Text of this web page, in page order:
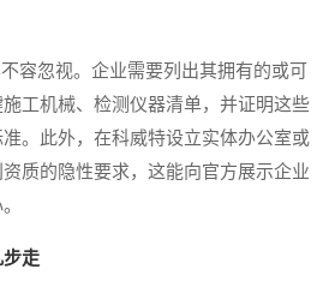
忽视。企业需要列出其拥有的或可
工机械、检测仪器清单，并证明这些
。此外，在科威特设立实体办公室或
质的隐性要求，这能向官方展示企业
步走